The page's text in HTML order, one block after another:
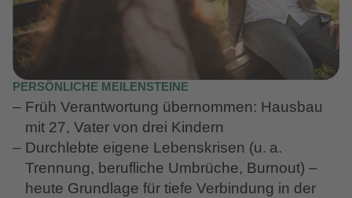
PERSÖNLICHE MEILENSTEINE
Früh Verantwortung übernommen: Hausbau
mit 27, Vater von drei Kindern
Durchlebte eigene Lebenskrisen (u. a.
Trennung, berufliche Umbrüche, Burnout) –
heute Grundlage für tiefe Verbindung in der